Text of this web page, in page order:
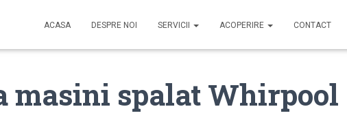
ACASA DESPRE NOI SERVICII ACOPERIRE CONTACT
masini spalat Whirpool